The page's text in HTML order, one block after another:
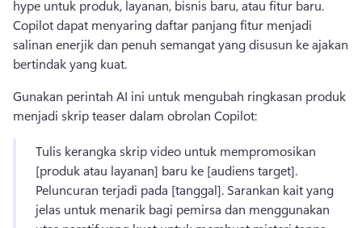
Copilot dapat menyaring daftar panjang fitur menjadi
salinan enerjik dan penuh semangat yang disusun ke ajakan
bertindak yang kuat.
Gunakan perintah AI ini untuk mengubah ringkasan produk
menjadi skrip teaser dalam obrolan Copilot:
Tulis kerangka skrip video untuk mempromosikan
Peluncuran terjadi pada [tanggal]. Sarankan kait yang
jelas untuk menarik bagi pemirsa dan menggunakan